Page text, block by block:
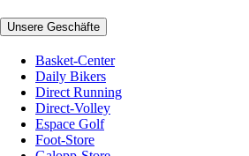
Unsere Geschäfte
Basket-Center
Daily Bikers
Direct Running
Direct-Volley
Espace Golf
Foot-Store